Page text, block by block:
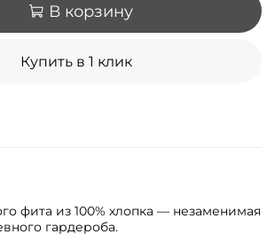
В корзину
Купить в 1 клик
фита из 100% хлопка — незаменимая
гардероба.